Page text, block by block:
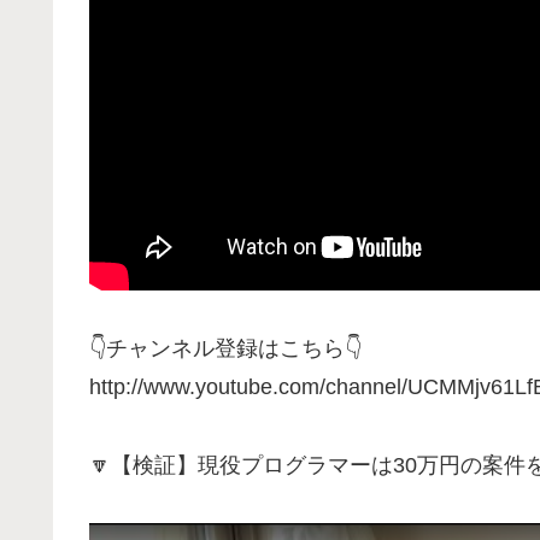
👇チャンネル登録はこちら👇
http://www.youtube.com/channel/
🔽【検証】現役プログラマーは30万円の案件